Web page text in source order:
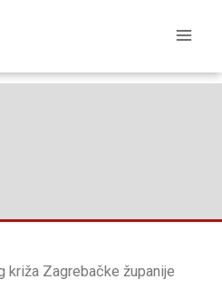
križa Zagrebačke županije